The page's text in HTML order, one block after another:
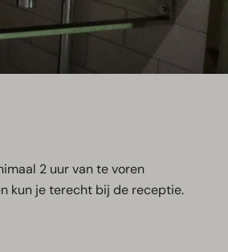
2 uur van te voren
kun je terecht bij de receptie.